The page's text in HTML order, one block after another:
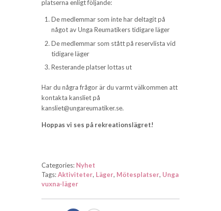
platserna enligt följande:
De medlemmar som inte har deltagit på
något av Unga Reumatikers tidigare läger
De medlemmar som stått på reservlista vid
tidigare läger
Resterande platser lottas ut
Har du några frågor är du varmt välkommen att
kontakta kansliet på
kansliet@ungareumatiker.se.
Hoppas vi ses på rekreationslägret!
Categories: Nyhet
Tags:Aktiviteter, Läger, Mötesplatser, Unga
vuxna-läger